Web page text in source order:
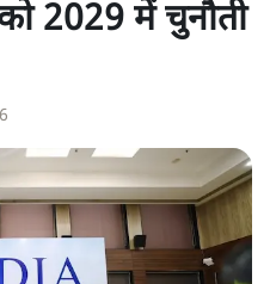
2029 में चुनौती